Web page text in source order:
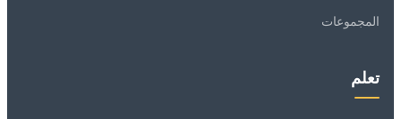
المجموعات
تعلم